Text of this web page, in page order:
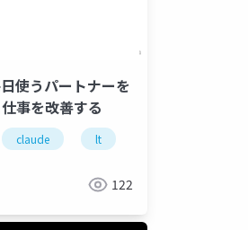
使うパートナーを
事を改善する
claude lt
122